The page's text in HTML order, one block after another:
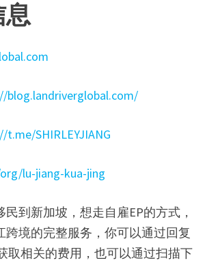
息
blog.landriverglobal.com/
t.me/SHIRLEYJIANG
lu-jiang-kua-jing
到新加坡，想走自雇EP的方式，
跨境的完整服务，你可以通过回复
取相关的费用，也可以通过扫描下